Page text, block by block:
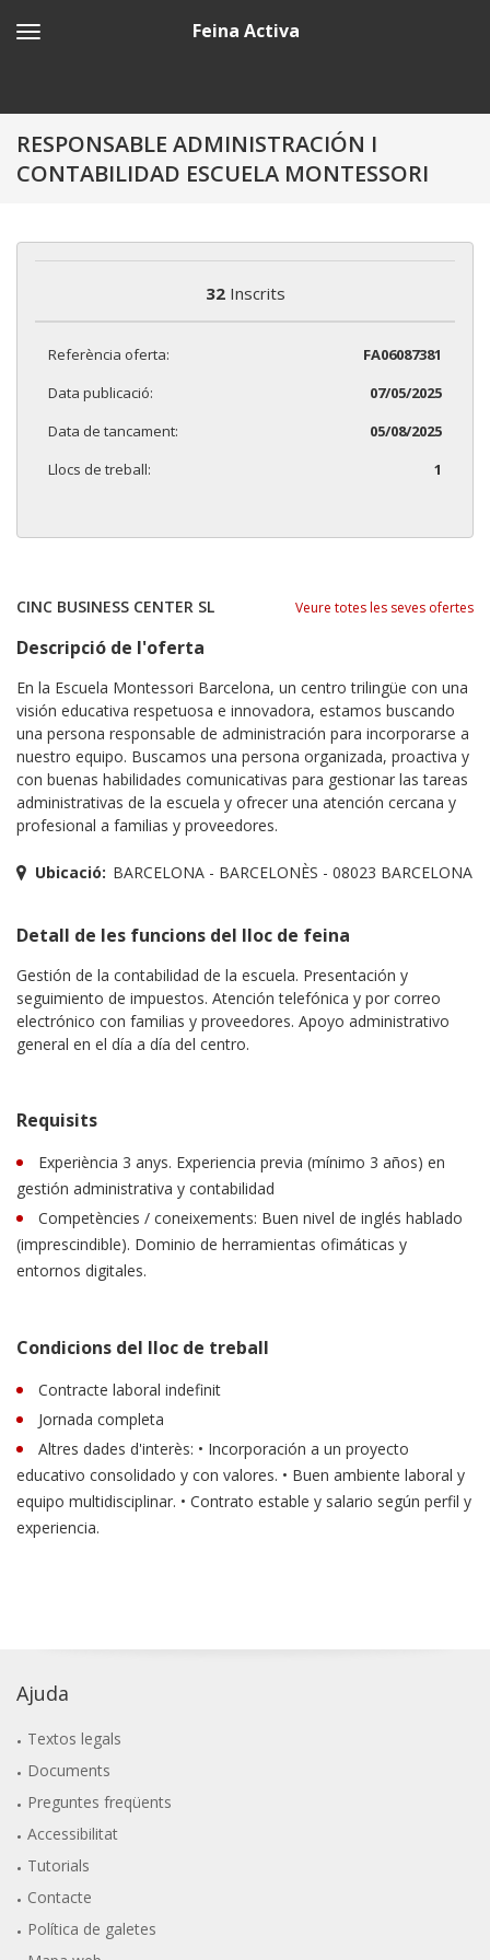
Feina Activa
RESPONSABLE ADMINISTRACIÓN I
CONTABILIDAD ESCUELA MONTESSORI
32Inscrits
Referència oferta:
FA06087381
Data publicació:
07/05/2025
Data de tancament:
05/08/2025
Llocs de treball:
1
CINC BUSINESS CENTER SL Veure totes les seves ofertes
Descripció de l'oferta
En la Escuela Montessori Barcelona, un centro trilingüe con una
visión educativa respetuosa e innovadora, estamos buscando
una persona responsable de administración para incorporarse a
nuestro equipo. Buscamos una persona organizada, proactiva y
con buenas habilidades comunicativas para gestionar las tareas
administrativas de la escuela y ofrecer una atención cercana y
profesional a familias y proveedores.
Ubicació: BARCELONA - BARCELONÈS - 08023 BARCELONA
Detall de les funcions del lloc de feina
Gestión de la contabilidad de la escuela. Presentación y
seguimiento de impuestos. Atención telefónica y por correo
electrónico con familias y proveedores. Apoyo administrativo
general en el día a día del centro.
Requisits
Experiència 3 anys. Experiencia previa (mínimo 3 años) en
gestión administrativa y contabilidad
Competències / coneixements: Buen nivel de inglés hablado
(imprescindible). Dominio de herramientas ofimáticas y
entornos digitales.
Condicions del lloc de treball
Contracte laboral indefinit
Jornada completa
Altres dades d'interès: • Incorporación a un proyecto
educativo consolidado y con valores. • Buen ambiente laboral y
equipo multidisciplinar. • Contrato estable y salario según perfil y
experiencia.
Ajuda
Textos legals
Documents
Preguntes freqüents
Accessibilitat
Tutorials
Contacte
Política de galetes